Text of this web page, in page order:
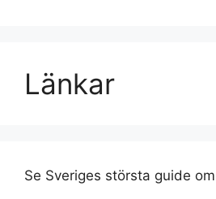
Länkar
Se Sveriges största guide om